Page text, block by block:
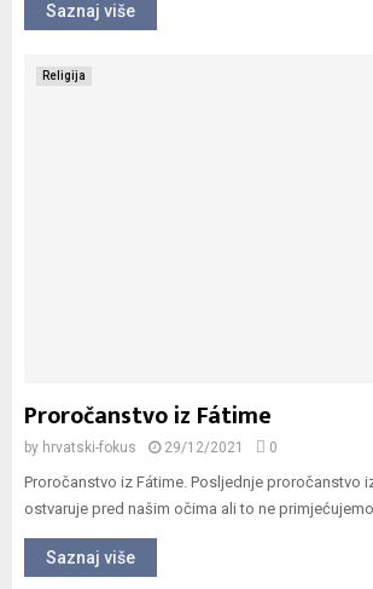
Saznaj više
Religija
Proročanstvo iz Fátime
by hrvatski-fokus 29/12/2021 0
Proročanstvo iz Fátime. Posljednje proročanstvo
ostvaruje pred našim očima ali to ne
Saznaj više